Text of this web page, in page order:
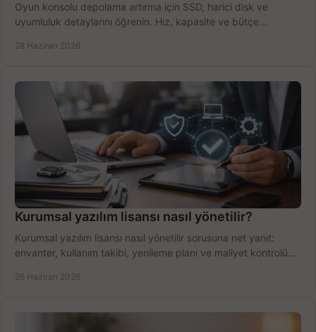
Oyun konsolu depolama artırma için SSD, harici disk ve
uyumluluk detaylarını öğrenin. Hız, kapasite ve bütçe
28 Haziran 2026
Kurumsal yazılım lisansı nasıl yönetilir?
Kurumsal yazılım lisansı nasıl yönetilir sorusuna net yanıt:
envanter, kullanım takibi, yenileme planı ve maliyet kontrolü
26 Haziran 2026